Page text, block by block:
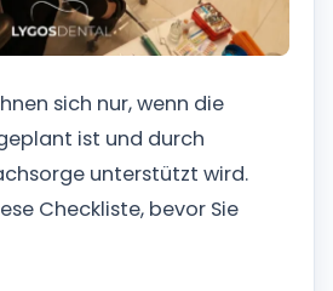
sich nur, wenn die
ist und durch
unterstützt wird.
Checkliste, bevor Sie